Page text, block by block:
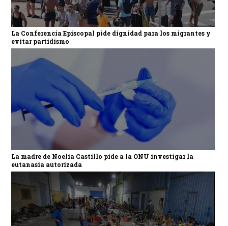
La Conferencia Episcopal pide dignidad para los migrantes y
evitar partidismo
La madre de Noelia Castillo pide a la ONU investigar la
eutanasia autorizada